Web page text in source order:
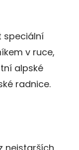
speciální
v ruce,
alpské
radnice.